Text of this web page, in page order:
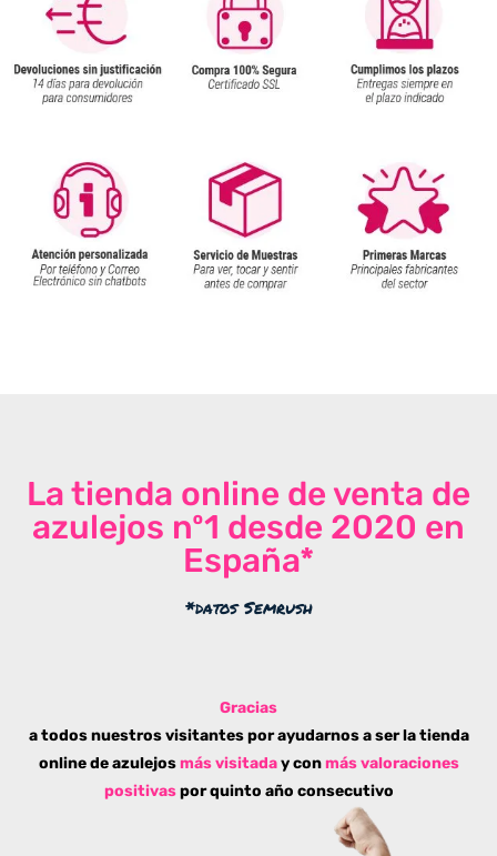
La tienda online de venta de
azulejos nº1 desde 2020 en
España*
*datos Semrush
Gracias
a todos nuestros visitantes por ayudarnos a ser la tienda
online de azulejos más visitaday conmás valoraciones
positivaspor quinto año consecutivo